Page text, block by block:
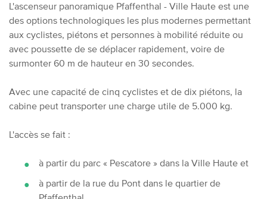
L'ascenseur panoramique Pfaffenthal - Ville Haute est une
des options technologiques les plus modernes permettant
aux cyclistes, piétons et personnes à mobilité réduite ou
avec poussette de se déplacer rapidement, voire de
surmonter 60 m de hauteur en 30 secondes.
Avec une capacité de cinq cyclistes et de dix piétons, la
cabine peut transporter une charge utile de 5.000 kg.
L'accès se fait :
à partir du parc « Pescatore » dans la Ville Haute et
à partir de la rue du Pont dans le quartier de